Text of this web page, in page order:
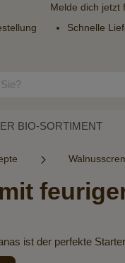
Melde dich jetzt
Schnelle
BIO-SORTIMENT
ist der perfekte